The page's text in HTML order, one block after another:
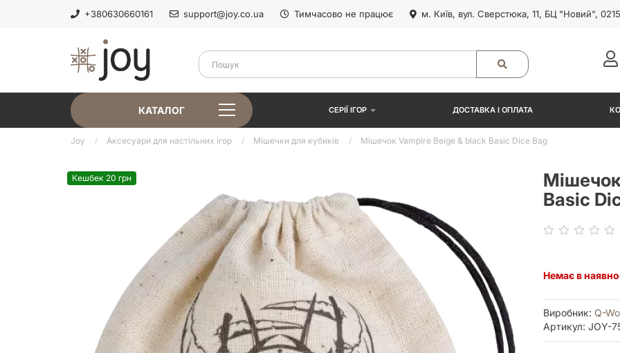
+380630660161 support@joy.co.ua Тимчасово не працює м. Київ, вул. Сверстюка, 11, БЦ "Новий",
КАТАЛОГ СЕРІЇ ІГОР ДОСТАВКА І ОПЛАТА
Joy Аксесуари для настільних ігор Мішечки для кубиків Мішечок Vampire Beige & black Basic Dice Bag
Кешбек 20 грн
Basic
Немає в
Виробник: Q-
Артикул: JOY-